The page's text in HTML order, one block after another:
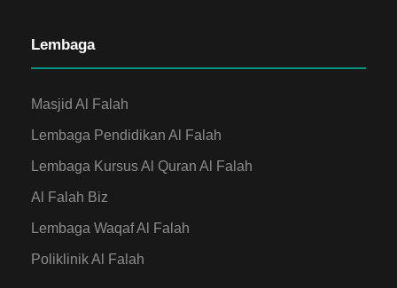
Lembaga
Masjid Al Falah
Lembaga Pendidikan Al Falah
Lembaga Kursus Al Quran Al Falah
Al Falah Biz
Lembaga Waqaf Al Falah
Poliklinik Al Falah